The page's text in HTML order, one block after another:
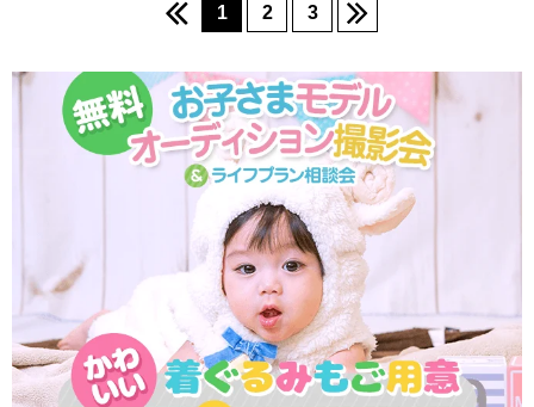
1 2 3